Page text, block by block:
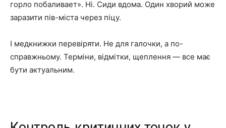
горло побаливает». Ні. Сиди вдома. Один хворий може
заразити пів-міста через піцу.
І медкнижки перевіряти. Не для галочки, а по-
справжньому. Терміни, відмітки, щеплення — все має
бути актуальним.